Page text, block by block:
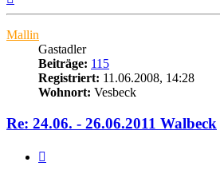
Mallin
Gastadler
Beiträge: 115
Registriert: 11.06.2008, 14:28
Wohnort: Vesbeck
Re: 24.06. - 26.06.2011 Walbeck